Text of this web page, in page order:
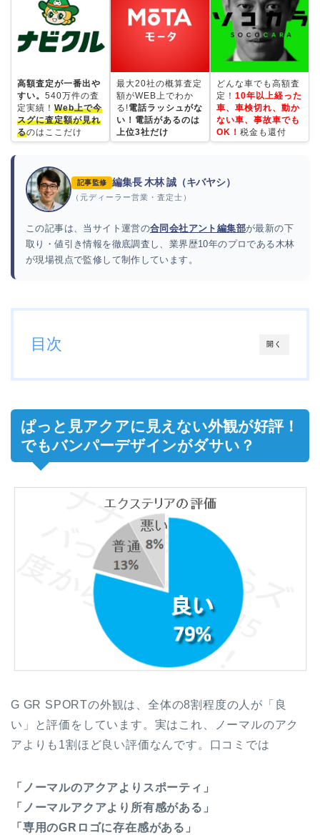
高額査定が一番出や
すい。 540万件の査
定実績！ Web上で今
スグに査定額が見れ
るのはここだけ
最大20社の概算査定
額がWEB上でわか
る!電話ラッシュがな
い！電話があるのは
上位3社だけ
どんな車でも高額査
定！ 10年以上経った
車、車検切れ、動か
ない車、事故車でも
OK！ 税金も還付
記事監修 編集長 木林 誠（キバヤシ）
（元ディーラー営業・査定士）
この記事は、当サイト運営の合同会社アント編集部が最新の下
取り・値引き情報を徹底調査し、業界歴10年のプロである木林
が現場視点で監修して制作しています。
開く
目次
ぱっと見アクアに見えない外観が好評！
でもバンパーデザインがダサい？
G GR SPORTの外観は、全体の8割程度の人が「良
い」と評価をしています。実はこれ、ノーマルのアク
アよりも1割ほど良い評価なんです。口コミでは
「ノーマルのアクアよりスポーティ」
「ノーマルアクアより所有感がある」
「専用のGRロゴに存在感がある」